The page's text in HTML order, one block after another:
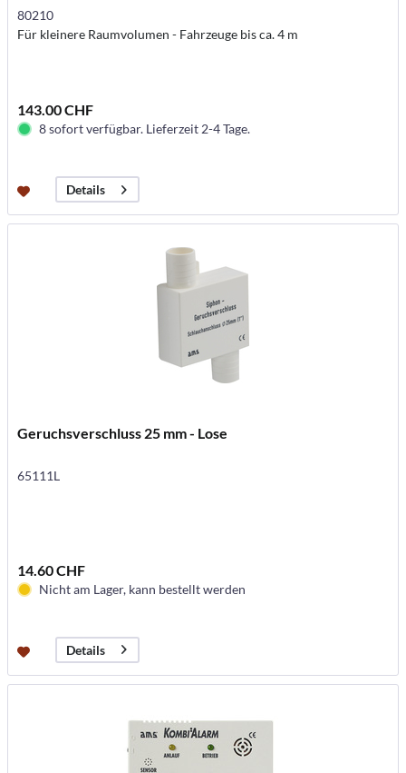
80210
Für kleinere Raumvolumen - Fahrzeuge bis ca. 4 m
143.00 CHF
8 sofort verfügbar. Lieferzeit 2-4 Tage.
Details
Geruchsverschluss 25 mm - Lose
65111L
14.60 CHF
Nicht am Lager, kann bestellt werden
Details